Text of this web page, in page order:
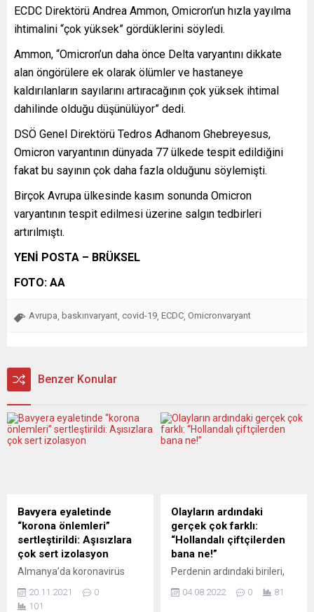
ECDC Direktörü Andrea Ammon, Omicron’un hızla yayılma
ihtimalini “çok yüksek” gördüklerini söyledi.
Ammon, “Omicron’un daha önce Delta varyantını dikkate
alan öngörülere ek olarak ölümler ve hastaneye
kaldırılanların sayılarını artıracağının çok yüksek ihtimal
dahilinde olduğu düşünülüyor” dedi.
DSÖ Genel Direktörü Tedros Adhanom Ghebreyesus,
Omicron varyantının dünyada 77 ülkede tespit edildiğini
fakat bu sayının çok daha fazla olduğunu söylemişti.
Birçok Avrupa ülkesinde kasım sonunda Omicron
varyantının tespit edilmesi üzerine salgın tedbirleri
artırılmıştı.
YENİ POSTA – BRÜKSEL
FOTO: AA
Avrupa baskınvaryant covid-19 ECDC Omicronvaryant
Benzer Konular
Bavyera eyaletinde
“korona önlemleri”
sertleştirildi: Aşısızlara
çok sert izolasyon
Almanya’da koronavirüs
arttığı ve hastanelerin
20.11.2021
0
101
Olayların ardındaki
gerçek çok farklı:
“Hollandalı çiftçilerden
bana ne!”
Perdenin ardındaki birileri,
tehlikelerle karşı karşıya
04.08.2022 0 81